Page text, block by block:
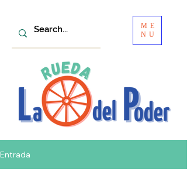
ME
NU
Entrada